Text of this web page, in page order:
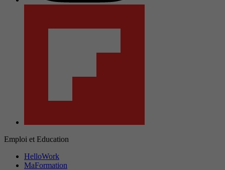
Emploi et Education
HelloWork
MaFormation